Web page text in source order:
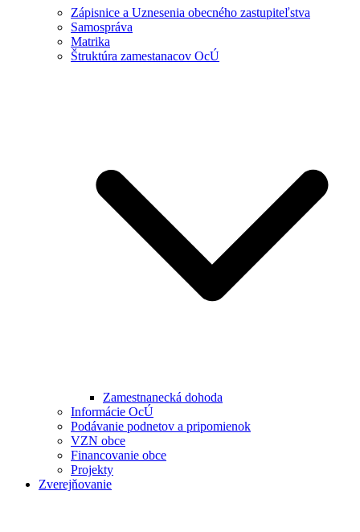
Zápisnice a Uznesenia obecného zastupiteľstva
Samospráva
Matrika
Štruktúra zamestanacov OcÚ
Zamestnanecká dohoda
Informácie OcÚ
Podávanie podnetov a pripomienok
VZN obce
Financovanie obce
Projekty
Zverejňovanie